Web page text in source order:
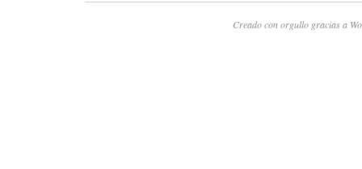
Creado con orgullo gracias a